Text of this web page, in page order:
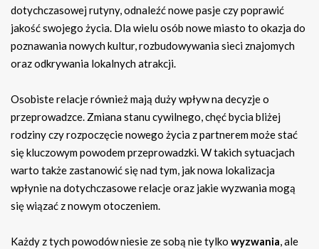
dotychczasowej rutyny, odnaleźć nowe pasje czy poprawić
jakość swojego życia. Dla wielu osób nowe miasto to okazja do
poznawania nowych kultur, rozbudowywania sieci znajomych
oraz odkrywania lokalnych atrakcji.
Osobiste relacje również mają duży wpływ na decyzje o
przeprowadzce. Zmiana stanu cywilnego, chęć bycia bliżej
rodziny czy rozpoczęcie nowego życia z partnerem może stać
się kluczowym powodem przeprowadzki. W takich sytuacjach
warto także zastanowić się nad tym, jak nowa lokalizacja
wpłynie na dotychczasowe relacje oraz jakie wyzwania mogą
się wiązać z nowym otoczeniem.
Każdy z tych powodów niesie ze sobą nie tylko wyzwania, ale